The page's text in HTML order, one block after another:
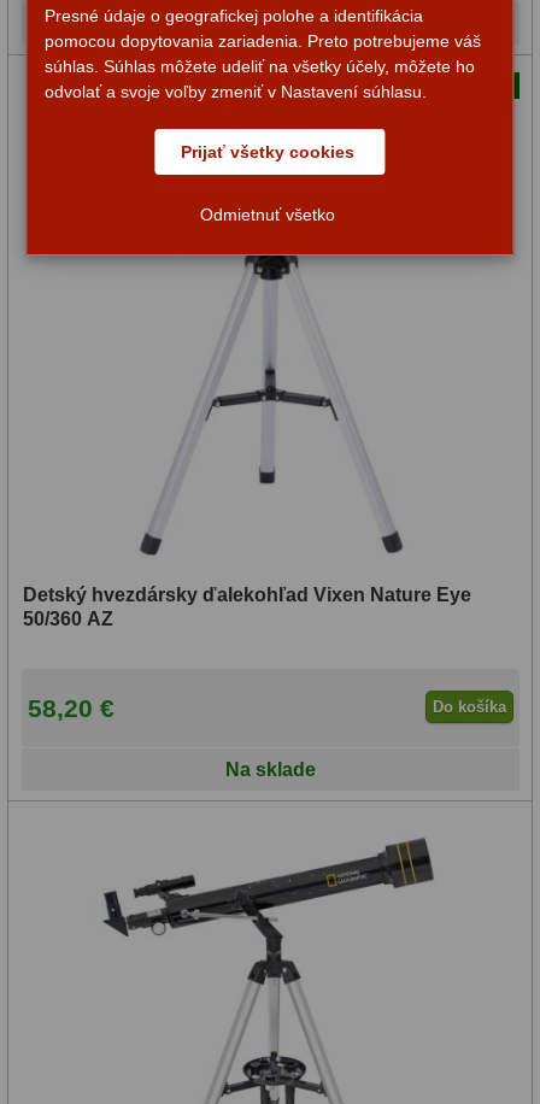
Na sklade
Detský hvezdársky ďalekohľad Vixen Nature Eye
50/360 AZ
58,20 € Do košíka
Na sklade
Presné údaje o geografickej polohe a identifikácia
pomocou dopytovania zariadenia. Preto potrebujeme váš
súhlas. Súhlas môžete udeliť na všetky účely, môžete ho
odvolať a svoje voľby zmeniť v Nastavení súhlasu.
Prijať všetky cookies
Odmietnuť všetko